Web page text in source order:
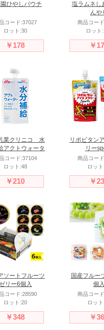
ひやしパウチ
コード:37027
ロット:30
￥178
塩ラムネし
んや
商品コー
ロット
￥
業クリニコ 水
アクトウォータ
ー
コード:37104
ロット:48
￥210
リポビタン
リー
商品コー
ロッ
￥
ソートフルーツ
リー6個入
コード:28590
ロット:20
￥348
国産フルー
個入
商品コー
ロッ
￥